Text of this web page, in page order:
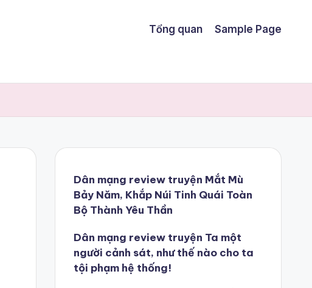
Tổng quan Sample Page
Dân mạng review truyện Mắt Mù
Bảy Năm, Khắp Núi Tinh Quái Toàn
Bộ Thành Yêu Thần
Dân mạng review truyện Ta một
người cảnh sát, như thế nào cho ta
tội phạm hệ thống!